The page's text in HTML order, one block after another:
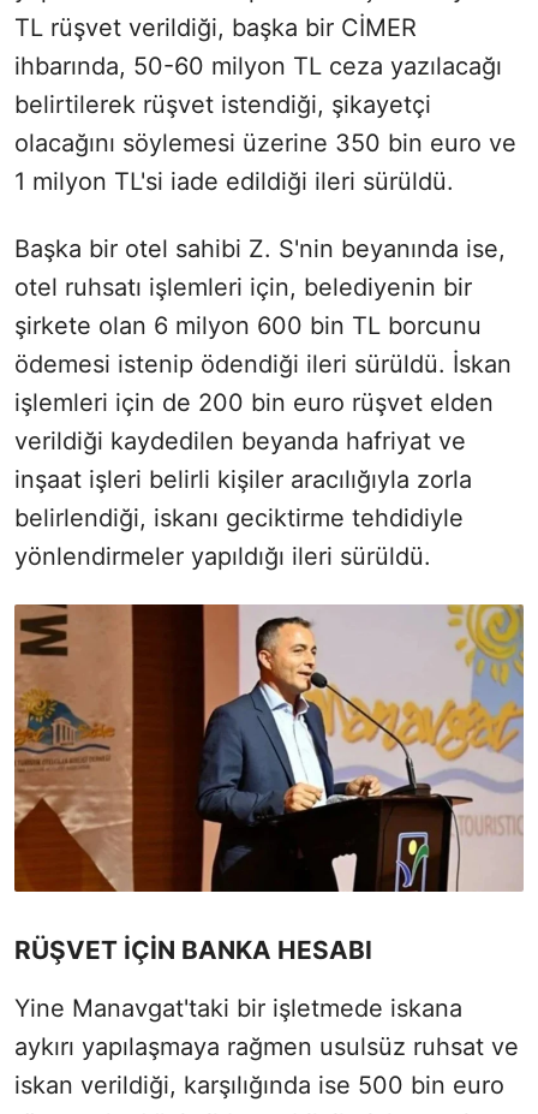
TL rüşvet verildiği, başka bir CİMER
ihbarında, 50-60 milyon TL ceza yazılacağı
belirtilerek rüşvet istendiği, şikayetçi
olacağını söylemesi üzerine 350 bin euro ve
1 milyon TL'si iade edildiği ileri sürüldü.
Başka bir otel sahibi Z. S'nin beyanında ise,
otel ruhsatı işlemleri için, belediyenin bir
şirkete olan 6 milyon 600 bin TL borcunu
ödemesi istenip ödendiği ileri sürüldü. İskan
işlemleri için de 200 bin euro rüşvet elden
verildiği kaydedilen beyanda hafriyat ve
inşaat işleri belirli kişiler aracılığıyla zorla
belirlendiği, iskanı geciktirme tehdidiyle
yönlendirmeler yapıldığı ileri sürüldü.
RÜŞVET İÇİN BANKA HESABI
Yine Manavgat'taki bir işletmede iskana
aykırı yapılaşmaya rağmen usulsüz ruhsat ve
iskan verildiği, karşılığında ise 500 bin euro